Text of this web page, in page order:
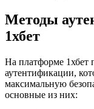
Методы
1хбет
На платформе 1хбет
аутентификации,
максимальную
основные из них: